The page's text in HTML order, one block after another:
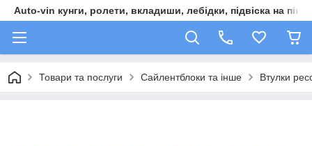
Auto-vin кунги, ролети, вкладиши, лебідки, підвіска на пікап
Товари та послуги Сайлентблоки та інше Втулки